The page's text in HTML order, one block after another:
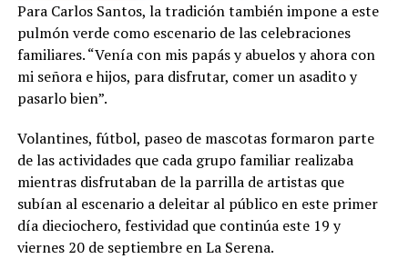
Para Carlos Santos, la tradición también impone a este
pulmón verde como escenario de las celebraciones
familiares. “Venía con mis papás y abuelos y ahora con
mi señora e hijos, para disfrutar, comer un asadito y
pasarlo bien”.
Volantines, fútbol, paseo de mascotas formaron parte
de las actividades que cada grupo familiar realizaba
mientras disfrutaban de la parrilla de artistas que
subían al escenario a deleitar al público en este primer
día dieciochero, festividad que continúa este 19 y
viernes 20 de septiembre en La Serena.